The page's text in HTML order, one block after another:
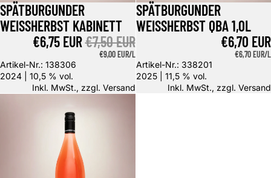
Angebot
SPÄTBURGUNDER
WEISSHERBST KABINETT
ANGEBOTSPREIS
€6,75 EURNORMALER PREIS
€7,50 EUR
GRUNDPREIS
€9,00 EUR/L
Artikel-Nr.: 138306
2024 | 10,5 % vol.
Inkl. MwSt., zzgl. Versand
SPÄTBURGUNDER
WEISSHERBST QBA 1,0L
€6,70 EUR
GRUNDPREIS
€6,70 EUR/L
Artikel-Nr.: 338201
2025 | 11,5 % vol.
Inkl. MwSt., zzgl. Versand